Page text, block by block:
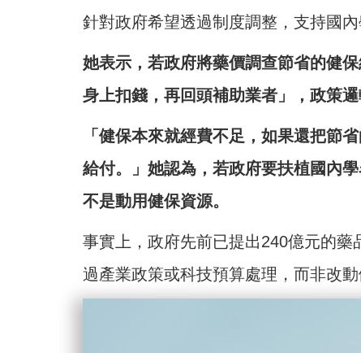
針對政府希望透過制度調整，支持國
她表示，若政府將藥價調查節省的健
身上扣錢，再回頭補助業者」，政策邏
「健保本來就經費不足，如果還把節
給付。」她認為，若政府要扶植國內
不是動用健保資源。
事實上，政府先前已提出240億元的
過產業政策或科技預算處理，而非改動